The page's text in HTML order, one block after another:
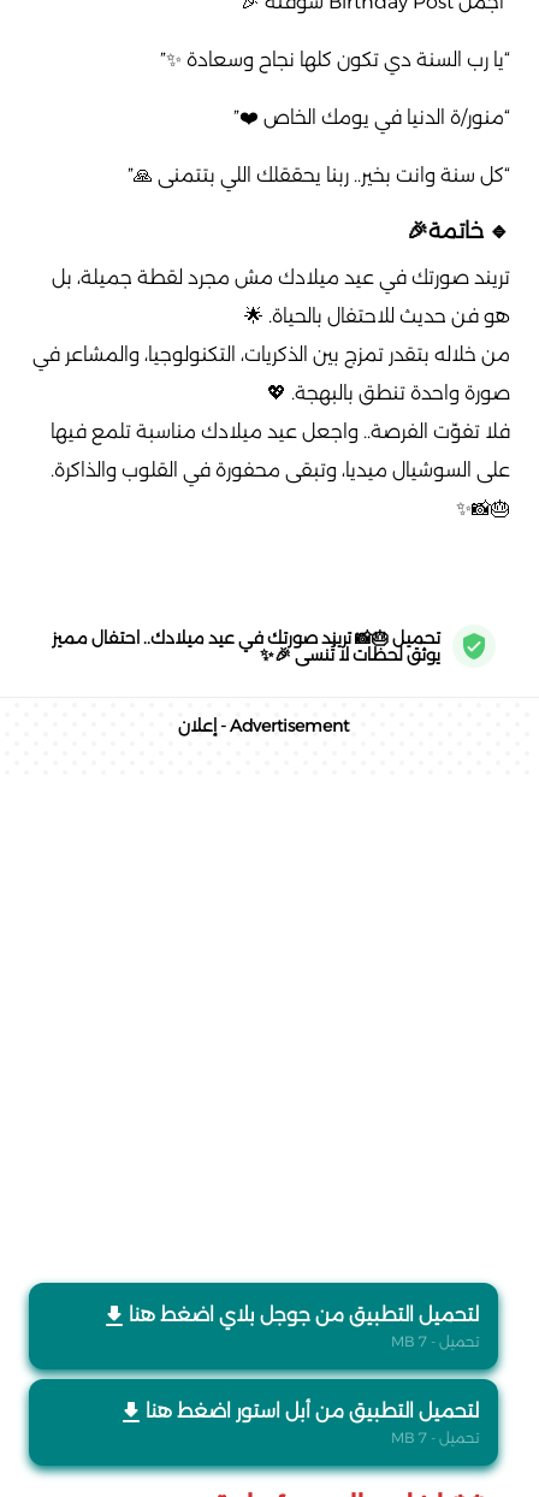
“يا رب السنة دي تكون كلها نجاح وسعادة ✨”
“منور/ة الدنيا في يومك الخاص ❤️”
“كل سنة وانت بخير.. ربنا يحققلك اللي بتتمنى 🙏”
🔹 خاتمة🎉
تريند صورتك في عيد ميلادك مش مجرد لقطة جميلة، بل
هو فن حديث للاحتفال بالحياة. 🌟
من خلاله بتقدر تمزج بين الذكريات، التكنولوجيا، والمشاعر في
صورة واحدة تنطق بالبهجة. 💖
فلا تفوّت الفرصة.. واجعل عيد ميلادك مناسبة تلمع فيها
على السوشيال ميديا، وتبقى محفورة في القلوب والذاكرة.
🎂📸✨
تحميل 🎂📸 تريند صورتك في عيد ميلادك.. احتفال مميز
يوثق لحظات لا تُنسى 🎉✨
Advertisement - إعلان
لتحميل التطبيق من جوجل بلاي اضغط هنا
تحميل - 7 MB
لتحميل التطبيق من أبل استور اضغط هنا
تحميل - 7 MB